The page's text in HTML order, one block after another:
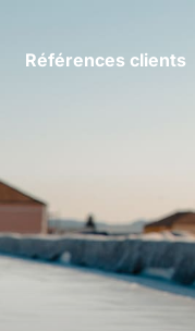
Références clients